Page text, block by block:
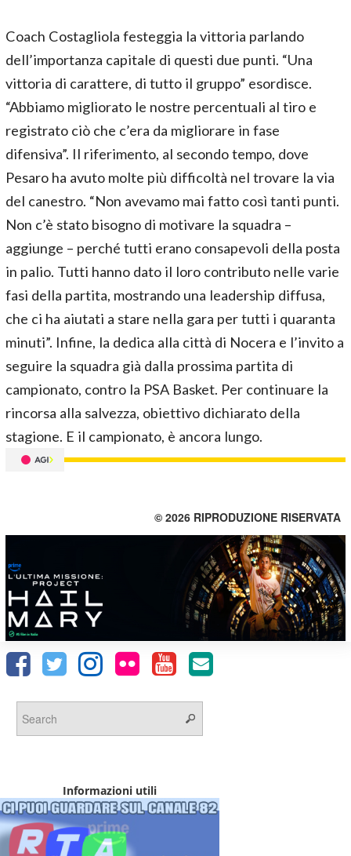
Coach Costagliola festeggia la vittoria parlando
dell’importanza capitale di questi due punti. “Una
vittoria di carattere, di tutto il gruppo” esordisce.
“Abbiamo migliorato le nostre percentuali al tiro e
registrato ciò che c’era da migliorare in fase
difensiva”. Il riferimento, al secondo tempo, dove
Pesaro ha avuto molte più difficoltà nel trovare la via
del canestro. “Non avevamo mai fatto così tanti punti.
Non c’è stato bisogno di motivare la squadra –
aggiunge – perché tutti erano consapevoli della posta
in palio. Tutti hanno dato il loro contributo nelle varie
fasi della partita, mostrando una leadership diffusa,
che ci ha aiutati a stare nella gara per tutti i quaranta
minuti”. Infine, la dedica alla città di Nocera e l’invito a
seguire la squadra già dalla prossima partita di
campionato, contro la PSA Basket. Per continuare la
rincorsa alla salvezza, obiettivo dichiarato della
stagione. E il campionato, è ancora lungo.
© 2026 RIPRODUZIONE RISERVATA
Informazioni utili